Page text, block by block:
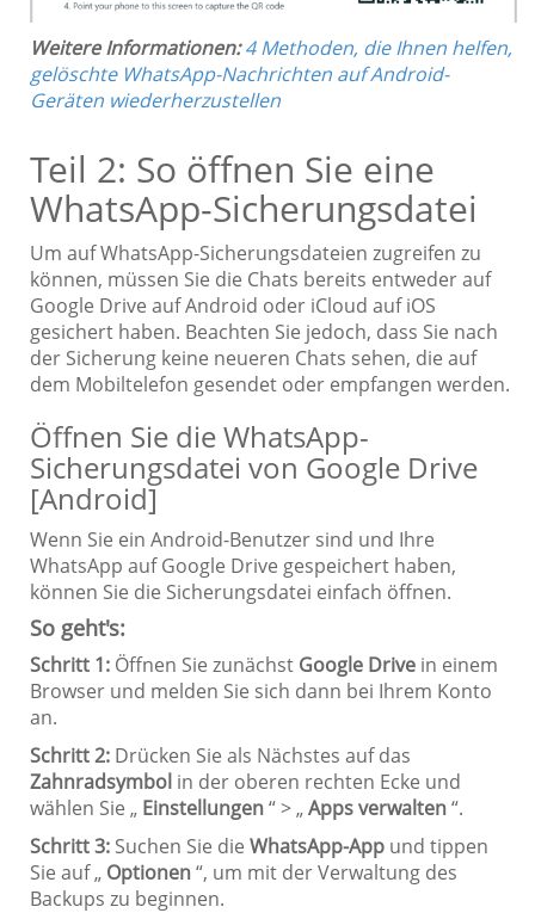
Weitere Informationen: 4 Methoden, die Ihnen helfen,
gelöschte WhatsApp-Nachrichten auf Android-
Geräten wiederherzustellen
Teil 2: So öffnen Sie eine
WhatsApp-Sicherungsdatei
Um auf WhatsApp-Sicherungsdateien zugreifen zu
können, müssen Sie die Chats bereits entweder auf
Google Drive auf Android oder iCloud auf iOS
gesichert haben. Beachten Sie jedoch, dass Sie nach
der Sicherung keine neueren Chats sehen, die auf
dem Mobiltelefon gesendet oder empfangen werden.
Öffnen Sie die WhatsApp-
Sicherungsdatei von Google Drive
[Android]
Wenn Sie ein Android-Benutzer sind und Ihre
WhatsApp auf Google Drive gespeichert haben,
können Sie die Sicherungsdatei einfach öffnen.
So geht's:
Schritt 1: Öffnen Sie zunächst Google Drive in einem
Browser und melden Sie sich dann bei Ihrem Konto
an.
Schritt 2: Drücken Sie als Nächstes auf das
Zahnradsymbol in der oberen rechten Ecke und
wählen Sie „ Einstellungen“ > „Apps verwalten“.
Schritt 3: Suchen Sie die WhatsApp-App und tippen
Sie auf „ Optionen“, um mit der Verwaltung des
Backups zu beginnen.